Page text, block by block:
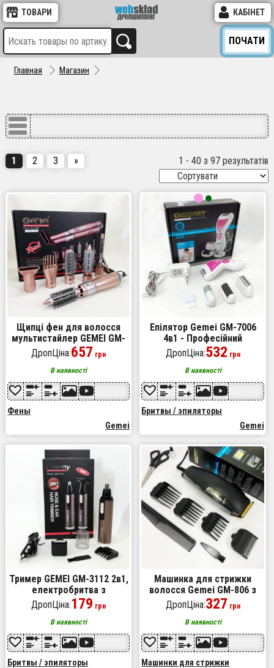
ТОВАРИ КАБІНЕТ
ПОЧАТИ
Главная Магазин
1 2 3 » 1 - 40 з 97 результатів
Щипці фен для волосся
мультистайлер GEMEI GM-
4831 7в1, класичний фен
для волосся потужний для
волосся
ДропЦіна:657 грн
В наявності
Фены
Gemei
Епілятор Gemei GM-7006
4в1 - Професійний
бездротовий епілятор
бритва з насадками
триммер + пемза
ДропЦіна:532 грн
В наявності
Бритвы / эпиляторы
Gemei
Тример GEMEI GM-3112 2в1,
електробритва з
насадками для бороди,
триммер для бороди,
триммер бездротової
ДропЦіна:179 грн
В наявності
Бритвы / эпиляторы
Машинка для стрижки
волосся Gemei GM-806 з
насадками, Машинка для
стрижки голови
окантувальна
ДропЦіна:327 грн
В наявності
Машинки для стрижки